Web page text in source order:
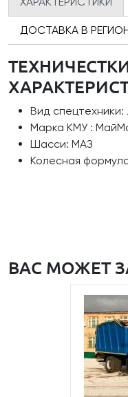
ДОСТАВКА В
Вид спецтехники:
Марка КМУ :
Шасси: МАЗ
Колесная
ВАС МОЖЕТ